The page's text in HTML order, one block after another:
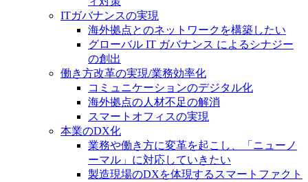
ITガバナンスの実現
海外拠点とのネットワークを構築したい
グローバル IT ガバナンス によるシナジー
の創出
働き方改革の実現/業務効率化
コミュニケーションのデジタル化
海外拠点の人材不足の解消
スマートオフィスの実現
本業のDX化
業務や働き方に変革を起こし、「ニューノ
ーマル」に対応していきたい
製造現場のDXを体現するスマートファクト